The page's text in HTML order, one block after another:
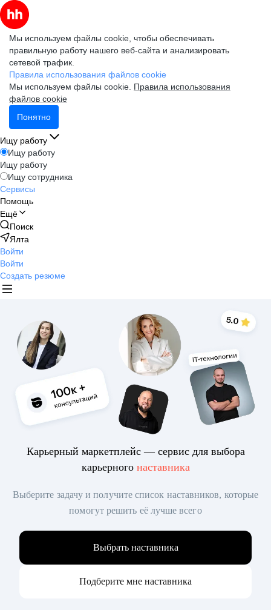
Мы используем файлы cookie, чтобы обеспечивать
правильную работу нашего веб-сайта и анализировать
сетевой трафик.
Правила использования файлов cookie
Мы используем файлы cookie. Правила использования
файлов cookie
Понятно
Ищу работу
Ищу работу
Ищу работу
Ищу сотрудника
Сервисы
Помощь
Ещё
Поиск
Ялта
Войти
Войти
Создать резюме
Карьерный маркетплейс — сервис для выбора
карьерного наставника
Выберите задачу и получите список наставников, которые
помогут решить её лучше всего
Выбрать наставника
Подберите мне наставника